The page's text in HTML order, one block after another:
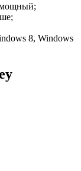
мощный;
8, Windows